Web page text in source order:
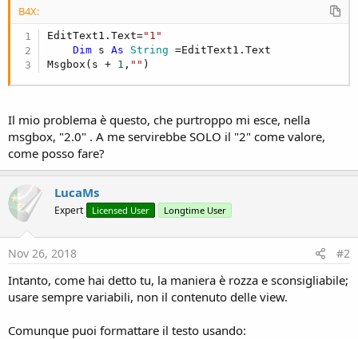
e
r
B4X:
EditText1.Text="1"
Dim s As String =EditText1.Text
Msgbox(s + 1 , "" )
Il mio problema è questo, che purtroppo mi esce, nella
msgbox, "2.0" . A me servirebbe SOLO il "2" come valore,
come posso fare?
LucaMs
Expert Licensed User Longtime User
Nov 26, 2018 #2
Intanto, come hai detto tu, la maniera è rozza e sconsigliabile;
usare sempre variabili, non il contenuto delle view.
Comunque puoi formattare il testo usando: